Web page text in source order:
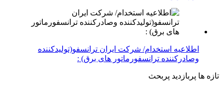
اطلاعیه استخدام/ شرکت ایران ترانسفو(تولیدکننده
وصادرکننده ترانسفورماتور های برق) :
تازه ها پربازدید پربحث